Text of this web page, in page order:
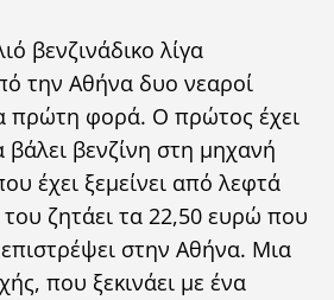
βενζινάδικο λίγα
την Αθήνα δυο νεαροί
πρώτη φορά. Ο πρώτος έχει
βάλει βενζίνη στη μηχανή
έχει ξεμείνει από λεφτά
του ζητάει τα 22,50 ευρώ που
επιστρέψει στην Αθήνα. Μια
που ξεκινάει με ένα